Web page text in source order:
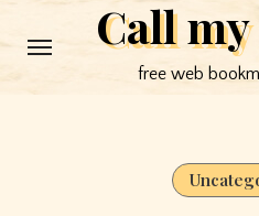
to
Call
free web